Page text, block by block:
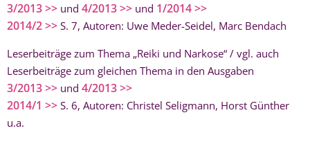
3/2013 >> und 4/2013 >> und 1/2014 >>
2014/2 >> S. 7, Autoren: Uwe Meder-Seidel, Marc Bendach
Leserbeiträge zum Thema „Reiki und Narkose“ / vgl. auch
Leserbeiträge zum gleichen Thema in den Ausgaben
3/2013 >> und 4/2013 >>
2014/1 >> S. 6, Autoren: Christel Seligmann, Horst Günther
u.a.